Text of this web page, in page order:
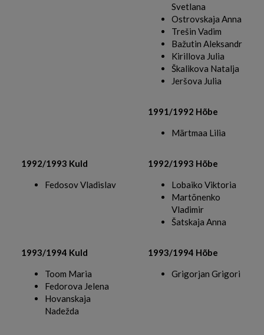
Svetlana
Ostrovskaja Anna
Trešin Vadim
Bažutin Aleksandr
Kirillova Julia
Škalikova Natalja
Jeršova Julia
1991/1992 Hõbe
Märtmaa Lilia
1992/1993 Kuld
Fedosov Vladislav
1992/1993 Hõbe
Lobaiko Viktoria
Martõnenko
Vladimir
Šatskaja Anna
1993/1994 Kuld
Toom Maria
Fedorova Jelena
Hovanskaja
Nadežda
1993/1994 Hõbe
Grigorjan Grigori